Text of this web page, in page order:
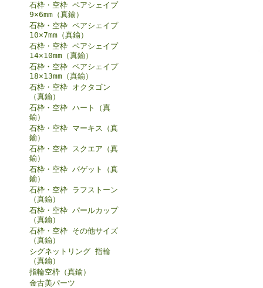
石枠・空枠 ペアシェイプ
9×6mm（真鍮）
石枠・空枠 ペアシェイプ
10×7mm（真鍮）
石枠・空枠 ペアシェイプ
14×10mm（真鍮）
石枠・空枠 ペアシェイプ
18×13mm（真鍮）
石枠・空枠 オクタゴン
（真鍮）
石枠・空枠 ハート（真
鍮）
石枠・空枠 マーキス（真
鍮）
石枠・空枠 スクエア（真
鍮）
石枠・空枠 バゲット（真
鍮）
石枠・空枠 ラフストーン
（真鍮）
石枠・空枠 パールカップ
（真鍮）
石枠・空枠 その他サイズ
（真鍮）
シグネットリング 指輪
（真鍮）
指輪空枠（真鍮）
金古美パーツ